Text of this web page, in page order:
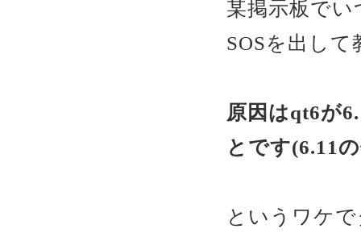
某掲示板で
SOSを出し
原因はqt6が
とです(6.11
というワケ